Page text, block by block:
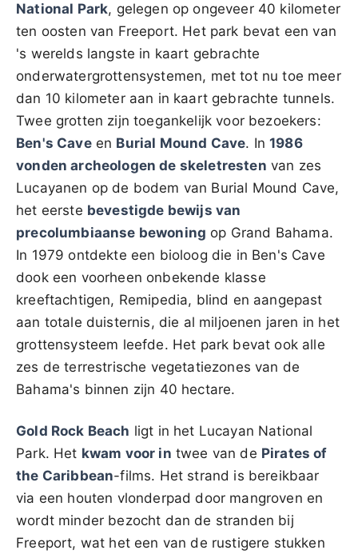
National Park, gelegen op ongeveer 40 kilometer
ten oosten van Freeport. Het park bevat een van
's werelds langste in kaart gebrachte
onderwatergrottensystemen, met tot nu toe meer
dan 10 kilometer aan in kaart gebrachte tunnels.
Twee grotten zijn toegankelijk voor bezoekers:
Ben's Caveen Burial Mound Cave. In1986
vonden archeologen de skeletresten van zes
Lucayanen op de bodem van Burial Mound Cave,
het eerste bevestigde bewijs van
precolumbiaanse bewoning op Grand Bahama.
In 1979 ontdekte een bioloog die in Ben's Cave
dook een voorheen onbekende klasse
kreeftachtigen, Remipedia, blind en aangepast
aan totale duisternis, die al miljoenen jaren in het
grottensysteem leefde. Het park bevat ook alle
zes de terrestrische vegetatiezones van de
Bahama's binnen zijn 40 hectare.
Gold Rock Beach ligt in het Lucayan National
Park. Het kwam voor in twee van de Pirates of
the Caribbean-films. Het strand is bereikbaar
via een houten vlonderpad door mangroven en
wordt minder bezocht dan de stranden bij
Freeport, wat het een van de rustigere stukken